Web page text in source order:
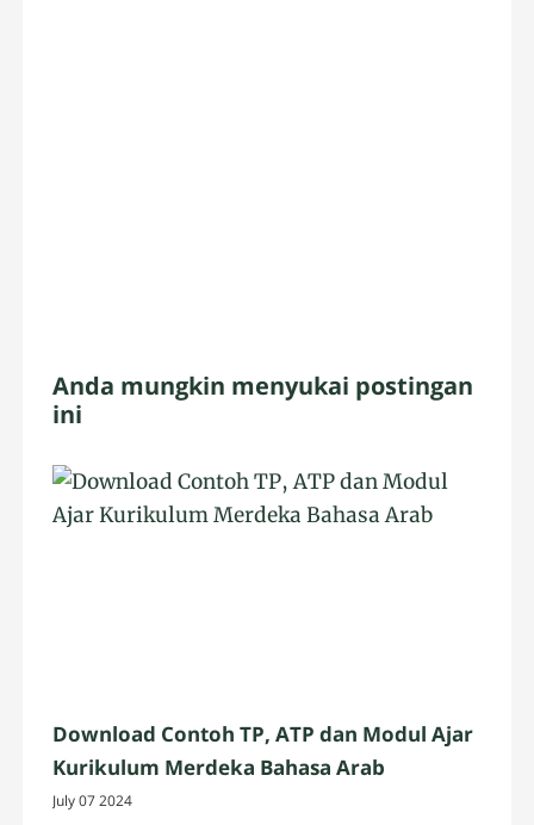
Anda mungkin menyukai postingan
ini
Download Contoh TP, ATP dan Modul Ajar
Kurikulum Merdeka Bahasa Arab
July 07 2024